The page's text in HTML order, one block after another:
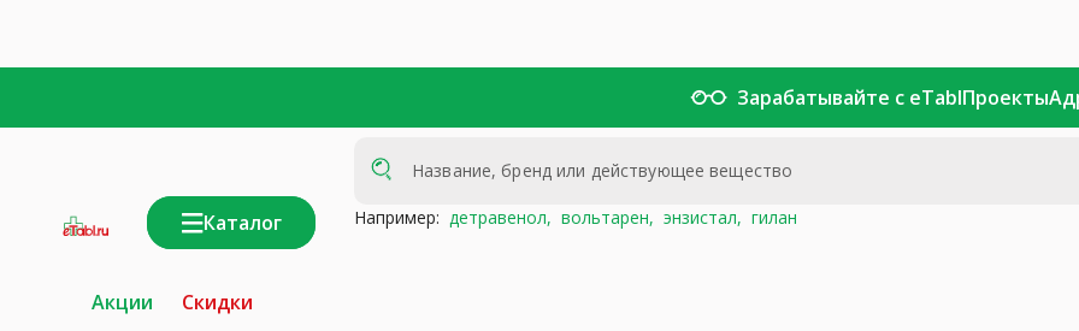
Зарабатывайте с eTablПроекты
Каталог Например: детравенол, вольтарен, энзистал, гилан
Акции Скидки